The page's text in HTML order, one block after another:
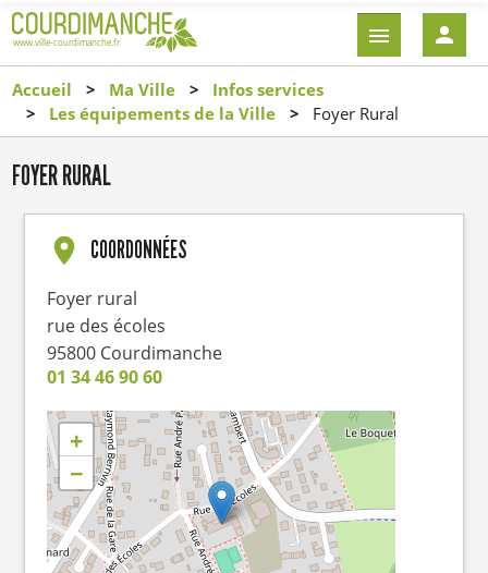
contenu
principal
EN-
TÊTE
Accueil Ma Ville
Infos services
Les équipements de la Ville
Foyer Rural
FOYER RURAL
COORDONNÉES
Foyer rural
rue des écoles
95800 Courdimanche
01 34 46 90 60
+
−